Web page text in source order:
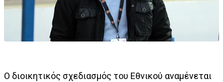
Ο διοικητικός σχεδιασμός του Εθνικού αναμένεται